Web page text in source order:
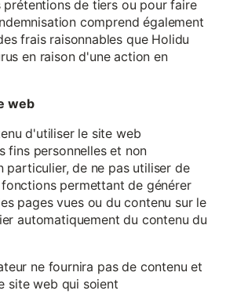
de tiers ou pour faire
comprend également
frais raisonnables que Holidu
en raison d'une action en
web
d'utiliser le site web
fins personnelles et non
particulier, de ne pas utiliser de
permettant de générer
pages vues ou du contenu sur le
automatiquement du contenu du
ne fournira pas de contenu et
site web qui soient